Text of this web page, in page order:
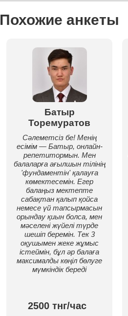
Похожие анкеты
Батыр
Торемуратов
Сәлеметсіз бе! Менің
есімім — Батыр, онлайн-
репетитормын. Мен
балаларға ағылшын тілінің
'фундаментін' қалауға
көмектесемін. Егер
балаңыз мектепте
сабақтан қалып қойса
немесе үй тапсырмасын
орындау қиын болса, мен
мәселені жүйелі түрде
шешіп беремін. Тек 3
оқушымен жеке жұмыс
істеймін, бұл әр балаға
максималды көңіл бөлуге
мүмкіндік береді
2500 тнг/час